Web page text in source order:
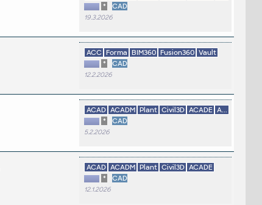
*
CAD
19.3.2026
ACC Forma BIM360 Fusion360 Vault
*
CAD
12.2.2026
ACAD ACADM Plant Civil3D ACADE A...
*
CAD
5.2.2026
ACAD ACADM Plant Civil3D ACADE
*
CAD
12.1.2026